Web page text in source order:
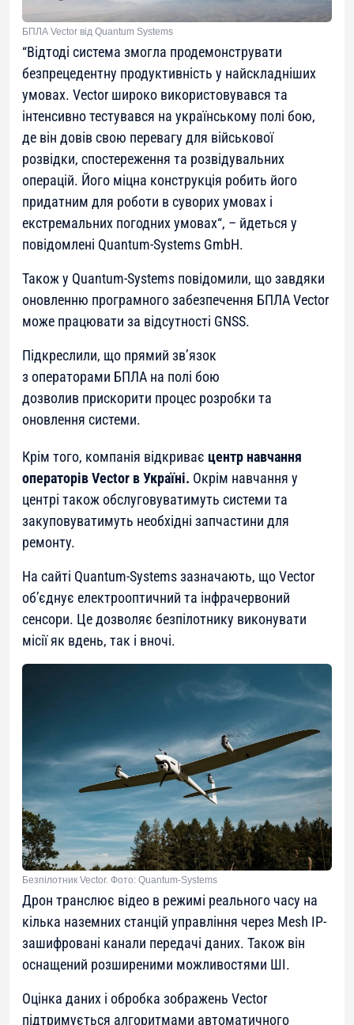
БПЛА Vector від Quantum Systems
“Відтоді система змогла продемонструвати
безпрецедентну продуктивність у найскладніших
умовах. Vector широко використовувався та
інтенсивно тестувався на українському полі бою,
де він довів свою перевагу для військової
розвідки, спостереження та розвідувальних
операцій. Його міцна конструкція робить його
придатним для роботи в суворих умовах і
екстремальних погодних умовах“, – йдеться у
повідомлені Quantum-Systems GmbH.
Також у Quantum-Systems повідомили, що завдяки
оновленню програмного забезпечення БПЛА Vector
може працювати за відсутності GNSS.
Підкреслили, що прямий зв’язок
з операторами БПЛА на полі бою
дозволив прискорити процес розробки та
оновлення системи.
Крім того, компанія відкриває центр навчання
операторів Vector в Україні. Окрім навчання у
центрі також обслуговуватимуть системи та
закуповуватимуть необхідні запчастини для
ремонту.
На сайті Quantum-Systems зазначають, що Vector
об’єднує електрооптичний та інфрачервоний
сенсори. Це дозволяє безпілотнику виконувати
місії як вдень, так і вночі.
Безпілотник Vector. Фото: Quantum-Systems
Дрон транслює відео в режимі реального часу на
кілька наземних станцій управління через Mesh IP-
зашифровані канали передачі даних. Також він
оснащений розширеними можливостями ШІ.
Оцінка даних і обробка зображень Vector
підтримується алгоритмами автоматичного